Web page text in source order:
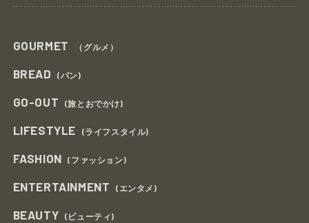
GOURMET （グルメ）
BREAD (パン)
GO-OUT (旅とおでかけ)
LIFESTYLE (ライフスタイル)
FASHION (ファッション)
ENTERTAINMENT (エンタメ)
BEAUTY (ビューティ)